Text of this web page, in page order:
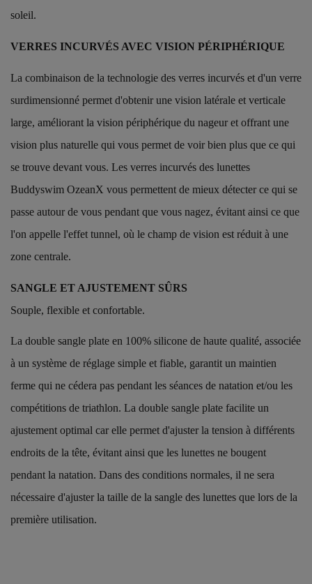
soleil.
VERRES INCURVÉS AVEC VISION PÉRIPHÉRIQUE
La combinaison de la technologie des verres incurvés et d'un verre
surdimensionné permet d'obtenir une vision latérale et verticale
large, améliorant la vision périphérique du nageur et offrant une
vision plus naturelle qui vous permet de voir bien plus que ce qui
se trouve devant vous. Les verres incurvés des lunettes
Buddyswim OzeanX vous permettent de mieux détecter ce qui se
passe autour de vous pendant que vous nagez, évitant ainsi ce que
l'on appelle l'effet tunnel, où le champ de vision est réduit à une
zone centrale.
SANGLE ET AJUSTEMENT SÛRS
Souple, flexible et confortable.
La double sangle plate en 100% silicone de haute qualité, associée
à un système de réglage simple et fiable, garantit un maintien
ferme qui ne cédera pas pendant les séances de natation et/ou les
compétitions de triathlon. La double sangle plate facilite un
ajustement optimal car elle permet d'ajuster la tension à différents
endroits de la tête, évitant ainsi que les lunettes ne bougent
pendant la natation. Dans des conditions normales, il ne sera
nécessaire d'ajuster la taille de la sangle des lunettes que lors de la
première utilisation.